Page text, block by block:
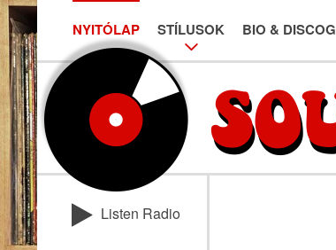
NYITÓLAP STÍLUSOK BIO & DISCOG
Listen Radio